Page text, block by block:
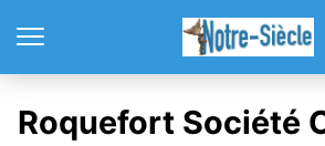
Roquefort Société